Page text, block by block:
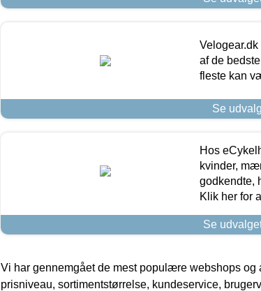
af de
fleste kan
Se
Hos
kvinder,
godkendte,
Klik her for
Se
Vi har gennemgået de mest populære webshops og
prisniveau, sortimentstørrelse, kundeservice,